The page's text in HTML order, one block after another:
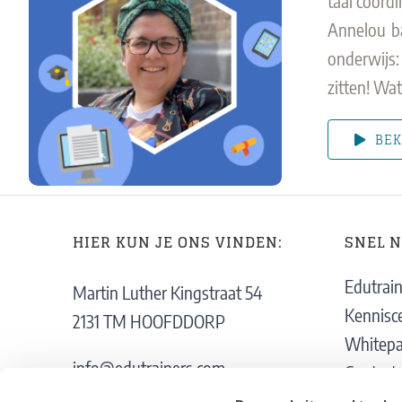
Annelou
zitten!
HIER KUN JE ONS VINDEN:
Martin Luther Kingstraat 54
2131 TM HOOFDDORP
info@edutrainers.com
SNEL
Contact